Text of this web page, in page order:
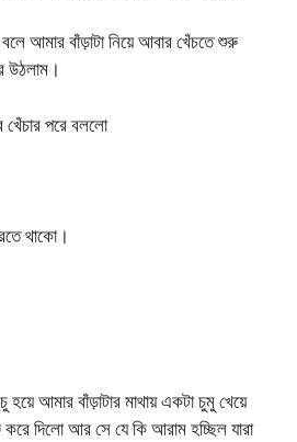
আমার বাঁড়াটা নিয়ে আবার খেঁচতে শুরু
পরে বললো
থাকো।
আমার বাঁড়াটার মাথায় একটা চুমু খেয়ে
করে দিলো আর সে যে কি আরাম হচ্ছিল যারা